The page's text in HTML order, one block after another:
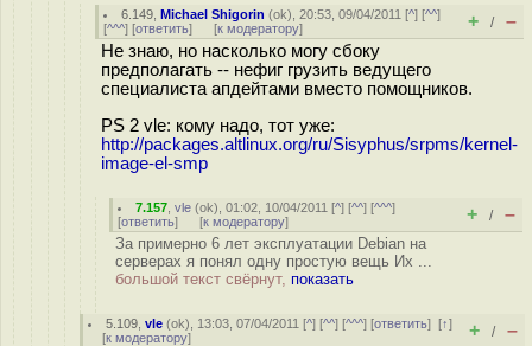
6.149 ,Michael Shigorin (ok), 20:53, 09/04/2011 [^] [^^]
[^^^] [ответить] [к модератору] + / –
Не знаю, но насколько могу сбоку
предполагать -- нефиг грузить ведущего
специалиста апдейтами вместо помощников.
PS 2 vle: кому надо, тот уже:
http://packages.altlinux.org/ru/Sisyphus/srpms/kernel-
image-el-smp
7.157 ,vle (ok), 01:02, 10/04/2011 [^] [^^] [^^^]
[ответить] [к модератору] + / –
За примерно 6 лет эксплуатации Debian на
серверах я понял одну простую вещь Их ...
большой текст свёрнут, показать
5.109 ,vle (ok), 13:03, 07/04/2011 [^] [^^] [^^^] [ответить][↑]
[к модератору] + / –